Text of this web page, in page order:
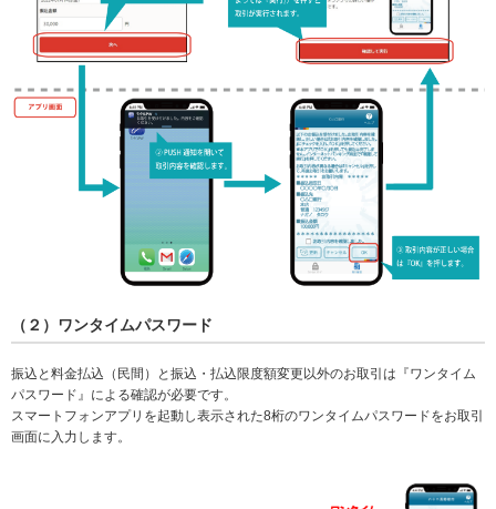
（２）ワンタイムパスワード
振込と料金払込（民間）と振込・払込限度額変更以外のお取引は『ワンタイム
パスワード』による確認が必要です。
スマートフォンアプリを起動し表示された8桁のワンタイムパスワードをお取引
画面に入力します。